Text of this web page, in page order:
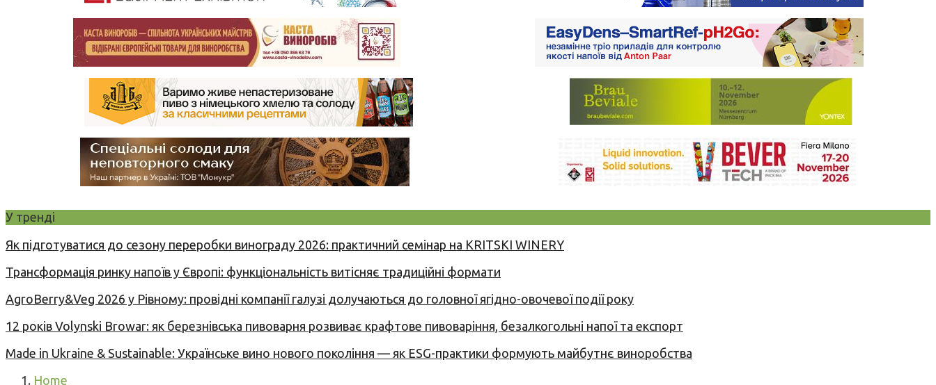
У тренді
Як підготуватися до сезону переробки винограду 2026: практичний семінар на KRITSKI WINERY
Трансформація ринку напоїв у Європі: функціональність витісняє традиційні формати
AgroBerry&Veg 2026 у Рівному: провідні компанії галузі долучаються до головної ягідно-овочевої події року
12 років Volynski Browar: як березнівська пивоварня розвиває крафтове пивоваріння, безалкогольні напої та експорт
Made in Ukraine & Sustainable: Українське вино нового покоління — як ESG-практики формують майбутнє виноробства
Home